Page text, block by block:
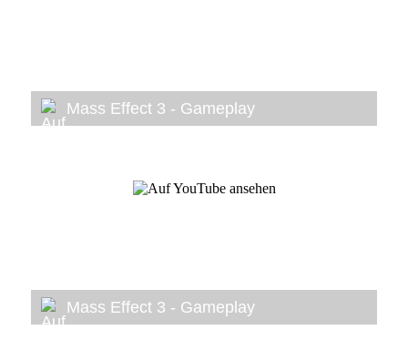
Mass Effect 3 - Gameplay
Mass Effect 3 - Gameplay